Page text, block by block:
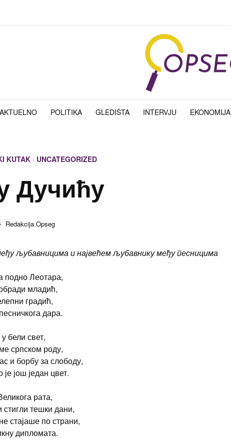
AKTUELNO POLITIKA GLEDIŠTA INTERVJU EKONOMIJA
KUTAK · UNCATEGORIZED
Дучићу
Redakcija Opseg
љубавницима и највећем љубавнику међу песницима
подно Леотара,
младић,
градић,
дара.
бели свет,
српском роду,
и борбу за слободу,
још један цвет.
рата,
тешки дани,
стајаше по страни,
дипломата.